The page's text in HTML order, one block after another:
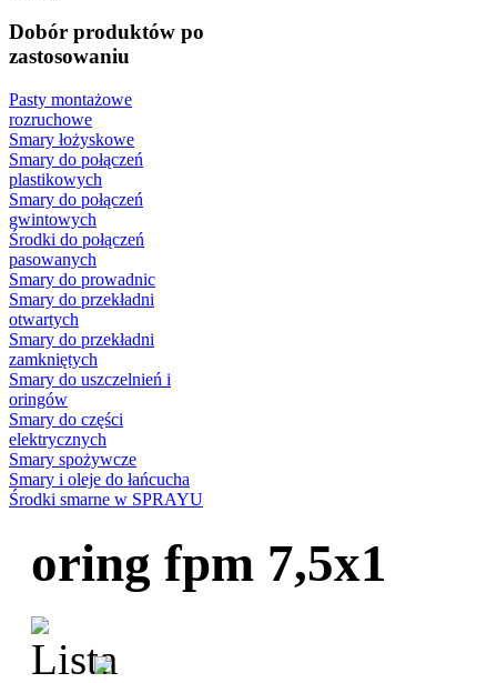
Dobór produktów po
zastosowaniu
Pasty montażowe
rozruchowe
Smary łożyskowe
Smary do połączeń
plastikowych
Smary do połączeń
gwintowych
Środki do połączeń
pasowanych
Smary do prowadnic
Smary do przekładni
otwartych
Smary do przekładni
zamkniętych
Smary do uszczelnień i
oringów
Smary do części
elektrycznych
Smary spożywcze
Smary i oleje do łańcucha
Środki smarne w SPRAYU
oring fpm 7,5x1